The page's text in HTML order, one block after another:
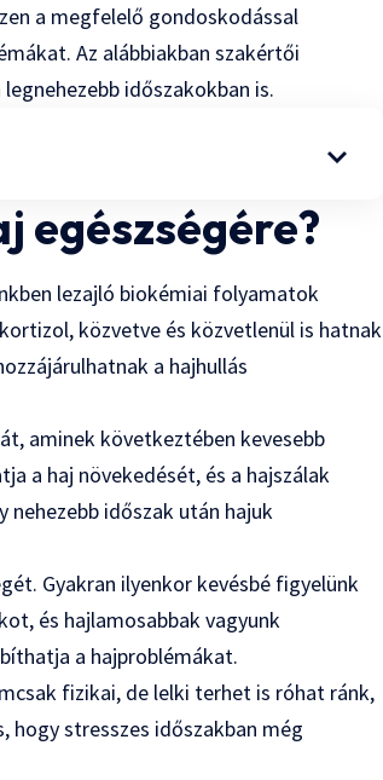
a megfelelő gondoskodással
Az alábbiakban szakértői
időszakokban is.
egészségére?
lezajló biokémiai folyamatok
közvetve és közvetlenül is hatnak
a hajhullás
aminek következtében kevesebb
a haj növekedését, és a hajszálak
időszak után hajuk
Gyakran ilyenkor kevésbé figyelünk
és hajlamosabbak vagyunk
a hajproblémákat.
fizikai, de lelki terhet is róhat ránk,
hogy stresszes időszakban még